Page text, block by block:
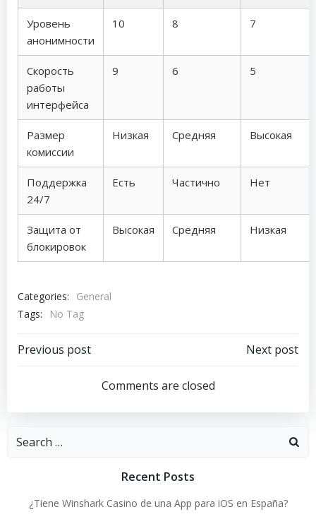
Уровень
анонимности
10 8 7
Скорость
работы
интерфейса
9 6 5
Размер
комиссии
Низкая Средняя Высокая
Поддержка
24/7
Есть Частично Нет
Защита от
блокировок
Высокая Средняя Низкая
Categories:
General
Tags:
No Tag
Post
navigation
Previous post
navigation
Next post
Comments are closed
Search
Recent Posts
¿Tiene Winshark Casino de una App para iOS en España?